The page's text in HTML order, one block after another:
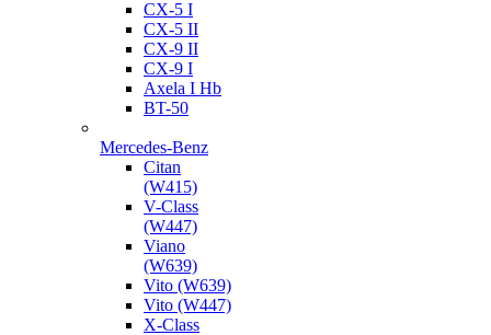
CX-5 I
CX-5 II
CX-9 II
CX-9 I
Axela I Hb
BT-50
Mercedes-Benz
Citan
(W415)
V-Class
(W447)
Viano
(W639)
Vito (W639)
Vito (W447)
X-Class